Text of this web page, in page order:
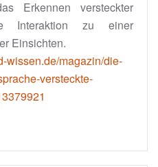
Erkennen versteckter
Interaktion zu einer
Einsichten.
wissen.de/magazin/die-
versteckte-